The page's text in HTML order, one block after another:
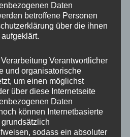
CONCAVER CVR1
19×8,5 ET45 5×112
Carbon Graphite
450,00
Bewertet
mit
0
von
5
Daten
betroffene Personen
über die ihnen
Verantwortlicher
und organisatorische
um einen möglichst
über diese Internetseite
Daten
können Internetbasierte
sodass ein absoluter